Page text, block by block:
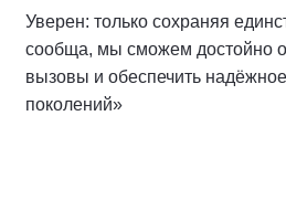
Уверен: только сохраняя
сообща, мы сможем достойно
вызовы и обеспечить
поколений»